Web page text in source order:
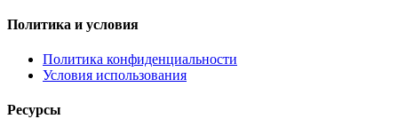
Политика и условия
Политика конфиденциальности
Условия использования
Ресурсы